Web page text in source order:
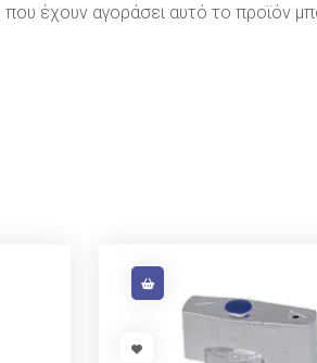
έχουν αγοράσει αυτό το προϊόν
VISIT LINK